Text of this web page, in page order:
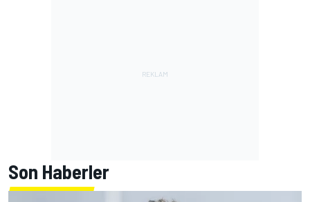
Son Haberler